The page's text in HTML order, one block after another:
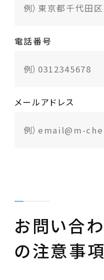
電話番号
メールアドレス
お問い合
の注意事項